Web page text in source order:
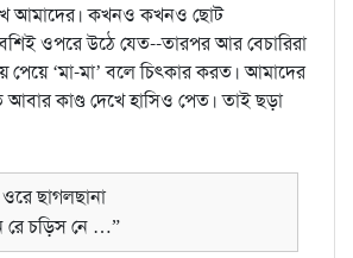
আমাদের। কখনও কখনও ছোট
ওপরে উঠে যেত--তারপর আর বেচারিরা
পেয়ে ‘মা-মা’ বলে চিৎকার করত। আমাদের
কাণ্ড দেখে হাসিও পেত। তাই ছড়া
ছাগলছানা
রে চড়িস নে …”